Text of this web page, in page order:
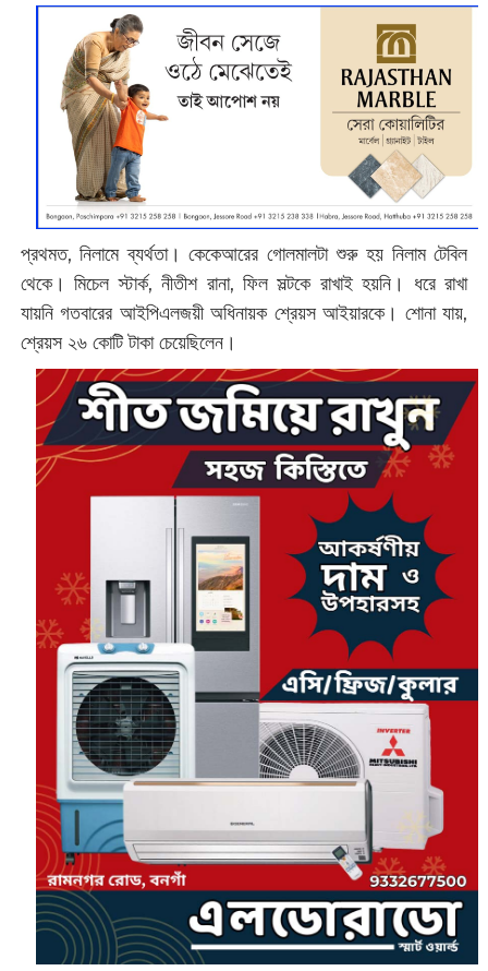
প্রথমত, নিলামে ব্যর্থতা। কেকেআরের গোলমালটা শুরু হয় নিলাম টেবিল
থেকে। মিচেল স্টার্ক, নীতীশ রানা, ফিল সল্টকে রাখাই হয়নি। ধরে রাখা
যায়নি গতবারের আইপিএলজয়ী অধিনায়ক শ্রেয়স আইয়ারকে। শোনা যায়,
শ্রেয়স ২৬ কোটি টাকা চেয়েছিলেন।